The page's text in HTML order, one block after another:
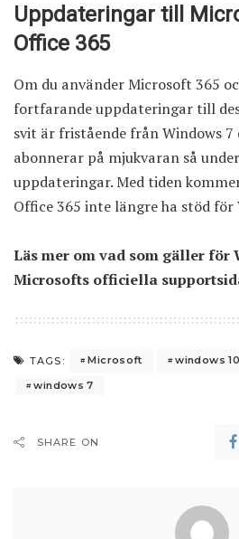
Uppdateringar till
Office 365
Om du använderMicrosoft 365
fortfarande uppdateringar till
svit är fristående från Windows 7
abonnerar på mjukvaran så
uppdateringar. Med tiden
Office 365 inte längre ha stöd för
Läs mer om vad som gäller för
Microsofts officiella
TAGS: Microsoft windows 10
windows 7
SHARE ON